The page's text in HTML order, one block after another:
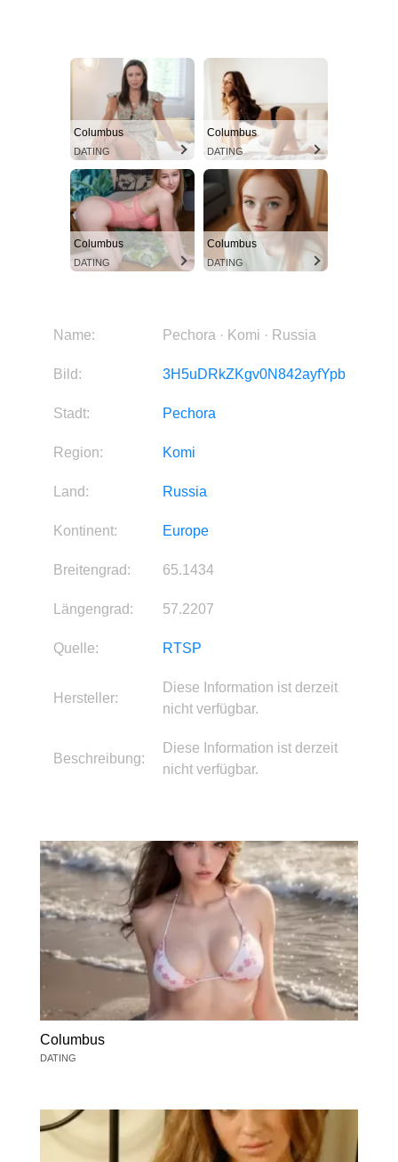
Columbus
DATING
Columbus
DATING
Columbus
DATING
Columbus
DATING
Name: Pechora · Komi · Russia
Bild: 3H5uDRkZKgv0N842ayfYpb
Stadt: Pechora
Region: Komi
Land: Russia
Kontinent: Europe
Breitengrad: 65.1434
Längengrad: 57.2207
Quelle: RTSP
Hersteller:
Diese Information ist derzeit
nicht verfügbar.
Beschreibung:
Diese Information ist derzeit
nicht verfügbar.
Columbus
DATING